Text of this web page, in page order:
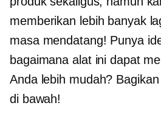
memberikan lebih banyak
masa mendatang! Punya
bagaimana alat ini dapat
Anda lebih mudah?
di bawah!